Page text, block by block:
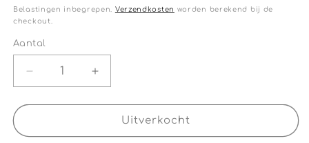
prijs
Belastingen inbegrepen. Verzendkosten worden berekend bij de
checkout.
Aantal
Aantal
Aantal
verlagen
voor
Wandbord
Aantal
verhogen
voor
Vintage
Wandbord
Uitverkocht